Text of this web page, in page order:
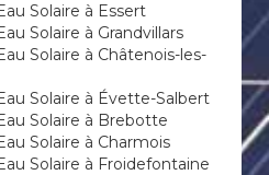
Solaire à Essert
Solaire à Grandvillars
Solaire à Châtenois-les-
Solaire à Évette-Salbert
Solaire à Brebotte
Solaire à Charmois
Solaire à Froidefontaine